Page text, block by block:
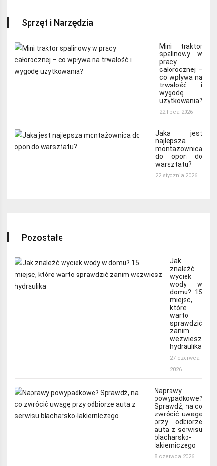
Sprzęt i Narzędzia
Mini traktor
spalinowy w
pracy
całorocznej –
co wpływa na
trwałość i
wygodę
użytkowania?
22 lipca 2026
Jaka jest
najlepsza
montażownica
do opon do
warsztatu?
22 stycznia 2026
Pozostałe
Jak
znaleźć
wyciek
wody w
domu? 15
miejsc,
które
warto
sprawdzić
zanim
wezwiesz
hydraulika
27 czerwca
2026
Naprawy
powypadkowe?
Sprawdź, na co
zwrócić uwagę
przy odbiorze
auta z serwisu
blacharsko-
lakierniczego
8 czerwca 2026